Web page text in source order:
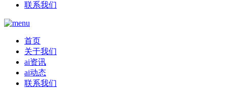
联系我们
首页
关于我们
ai资讯
ai动态
联系我们